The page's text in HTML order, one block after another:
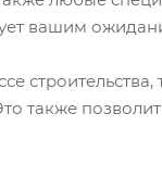
вашим
также